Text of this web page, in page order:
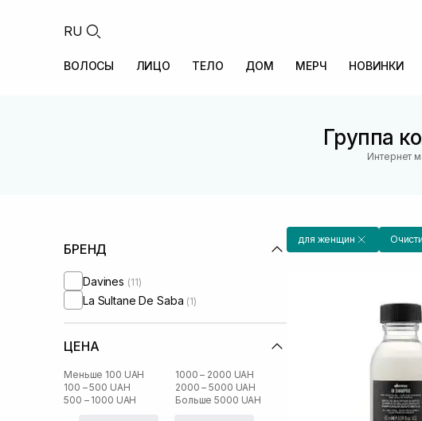
RU
ВОЛОСЫ ЛИЦО ТЕЛО ДОМ МЕРЧ НОВИНКИ
Группа
Интернет
БРЕНД
Davines (11)
La Sultane De Saba (1)
ЦЕНА
Меньше 100 UAH
100 – 500 UAH
500 – 1000 UAH
1000 – 2000 UAH
2000 – 5000 UAH
Больше 5000 UAH
для женщин